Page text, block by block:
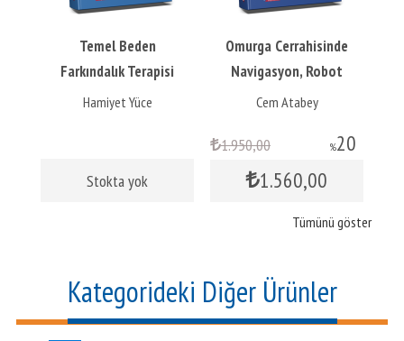
Temel Beden
Farkındalık Terapisi
Hamiyet Yüce
Stokta yok
Omurga Cerrahisinde
Navigasyon, Robot
Teknolojisi ve 3B Baskı
Cem Atabey
%20
1.950,00
1.560,00
Tümünü göster
Kategorideki Diğer Ürünler